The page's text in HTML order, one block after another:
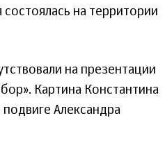
на территории
на презентации
Картина Константина
Александра